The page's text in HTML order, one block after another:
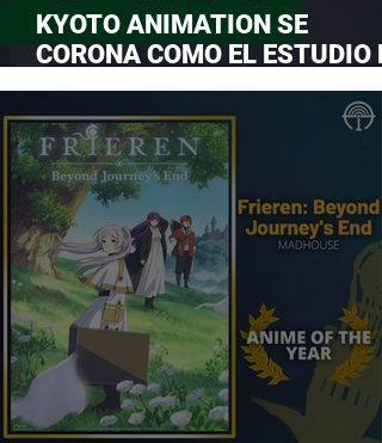
KYOTO ANIMATION SE
CORONA COMO EL ESTUDIO
ANIME FAVORITO Y LE ROBA
CORONA A MAPPA